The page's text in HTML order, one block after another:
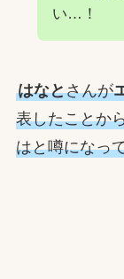
い…！
はなとさんが
表したことか
はと噂になっ